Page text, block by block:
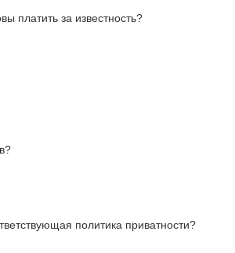
платить за известность?
политика приватности?